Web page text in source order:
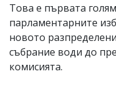
Това е първата
парламентарните
новото
събрание води до
комисията.